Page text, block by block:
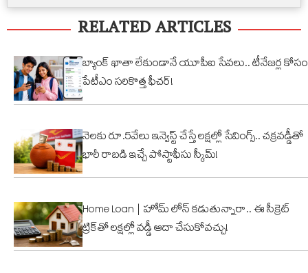
స్వీకారం
నార్సింగిలో
స్కూల్‌
భవనం
కూల్చివేత
క్యూట్
వీడియో
వైరల్!
RELATED ARTICLES
బ్యాంక్ ఖాతా లేకుండానే యూపీఐ సేవలు.. టీనేజర్ల కోసం
పేటీఎం సరికొత్త ఫీచర్!
నెలకు రూ.5వేలు ఇన్వెస్ట్ చేస్తే లక్షల్లో సేవింగ్స్.. చక్రవడ్డీతో
భారీ రాబడి ఇచ్చే పోస్టాఫీసు స్కీమ్!
Home Loan | హోమ్ లోన్ కడుతున్నారా.. ఈ సీక్రెట్
ట్రిక్‌తో లక్షల్లో వడ్డీ ఆదా చేసుకోవచ్చు!